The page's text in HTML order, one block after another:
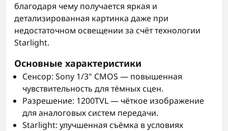
благодаря чему получается яркая и
детализированная картинка даже при
недостаточном освещении за счёт технологии
Starlight.
Основные характеристики
Сенсор: Sony 1/3" CMOS — повышенная
чувствительность для тёмных сцен.
Разрешение: 1200TVL — чёткое изображение
для аналоговых систем передачи.
Starlight: улучшенная съёмка в условиях